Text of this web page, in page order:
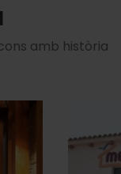
amb història